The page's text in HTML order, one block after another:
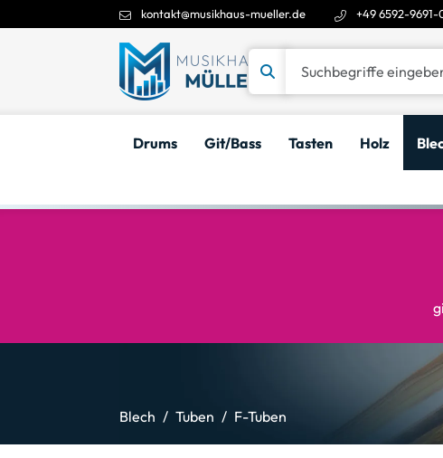
kontakt@musikhaus-mueller.de +49 6592-9691-
Drums Git/Bass Tasten Holz
Blech Tuben F-Tuben